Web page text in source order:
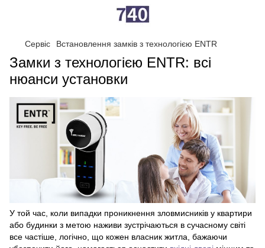
Сервіс Встановлення замків з технологією ENTR
Замки з технологією ENTR: всі
нюанси установки
У той час, коли випадки проникнення зловмисників у квартири
або будинки з метою наживи зустрічаються в сучасному світі
все частіше, логічно, що кожен власник житла, бажаючи